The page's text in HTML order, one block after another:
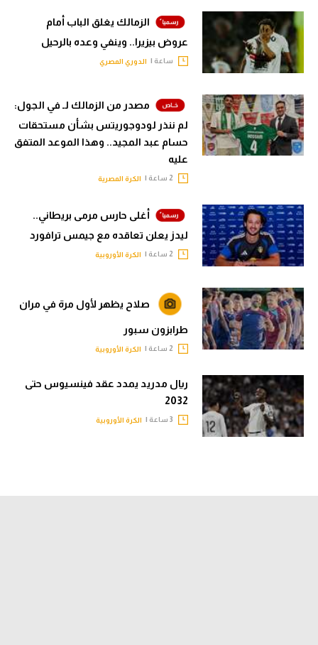
الزمالك يغلق الباب أمام
عروض بيزيرا.. وينفي وعده بالرحيل
ساعة | الدوري المصري
مصدر من الزمالك لـ في الجول:
لم ننذر لودوجوريتس بشأن مستحقات
حسام عبد المجيد.. وهذا الموعد المتفق
عليه
الكرة المصرية
أغلى حارس مرمى بريطاني..
ليدز يعلن تعاقده مع جيمس ترافورد
الكرة الأوروبية
صلاح يظهر لأول مرة في مران
طرابزون سبور
الكرة الأوروبية
ريال مدريد يمدد عقد فينسيوس حتى
2032
الكرة الأوروبية